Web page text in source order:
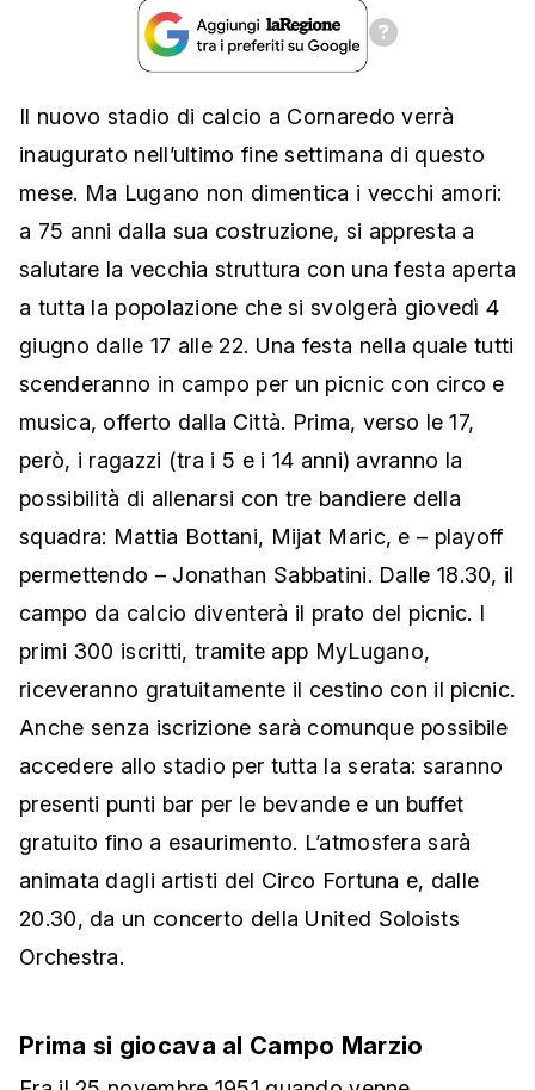
Il nuovo stadio di calcio a Cornaredo verrà
inaugurato nell’ultimo fine settimana di questo
mese. Ma Lugano non dimentica i vecchi amori:
a 75 anni dalla sua costruzione, si appresta a
salutare la vecchia struttura con una festa aperta
a tutta la popolazione che si svolgerà giovedì 4
giugno dalle 17 alle 22. Una festa nella quale tutti
scenderanno in campo per un picnic con circo e
musica, offerto dalla Città. Prima, verso le 17,
però, i ragazzi (tra i 5 e i 14 anni) avranno la
possibilità di allenarsi con tre bandiere della
squadra: Mattia Bottani, Mijat Maric, e – playoff
permettendo – Jonathan Sabbatini. Dalle 18.30, il
campo da calcio diventerà il prato del picnic. I
primi 300 iscritti, tramite app MyLugano,
riceveranno gratuitamente il cestino con il picnic.
Anche senza iscrizione sarà comunque possibile
accedere allo stadio per tutta la serata: saranno
presenti punti bar per le bevande e un buffet
gratuito fino a esaurimento. L’atmosfera sarà
animata dagli artisti del Circo Fortuna e, dalle
20.30, da un concerto della United Soloists
Orchestra.
Prima si giocava al Campo Marzio